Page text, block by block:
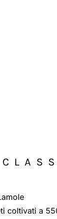
coltivati a